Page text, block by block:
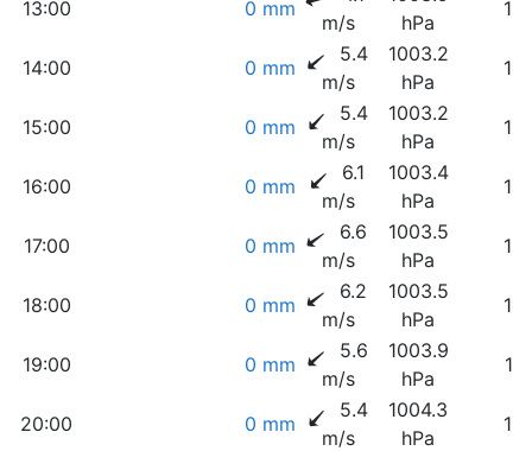
13:00 0 mm
m/s
hPa
14:00 0 mm
5.4
m/s
1003.2
hPa
15:00 0 mm
5.4
m/s
1003.2
hPa
16:00 0 mm
6.1
m/s
1003.4
hPa
17:00 0 mm
6.6
m/s
1003.5
hPa
18:00 0 mm
6.2
m/s
1003.5
hPa
19:00 0 mm
5.6
m/s
1003.9
hPa
20:00 0 mm
5.4
m/s
1004.3
hPa